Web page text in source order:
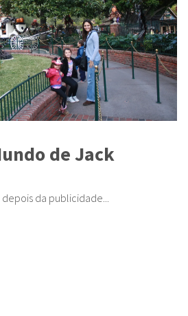
de Jack
da publicidade...